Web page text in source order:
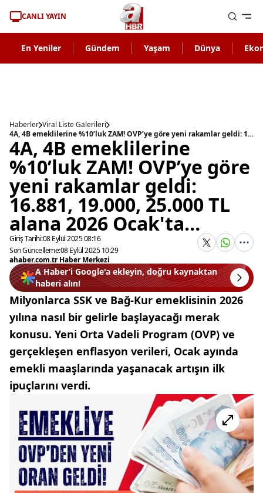
CANLI YAYIN
En Yeniler Gündem Yaşam Dünya
Haberler Viral Liste Galerileri
4A, 4B emeklilerine %10’luk ZAM! OVP’ye göre yeni rakamlar geldi: 16.881, 19.000, 25.000 TL alana 2026 Ocak'ta…
4A, 4B emeklilerine
%10’luk ZAM! OVP’ye göre
yeni rakamlar geldi:
16.881, 19.000, 25.000 TL
alana 2026 Ocak'ta…
Giriş Tarihi:08 Eylül 2025 08:16
Son Güncelleme:08 Eylül 2025 10:29
ahaber.com.tr Haber Merkezi
A Haber’i Google'a ekleyin, doğru kaynaktan
haberi alın!
Milyonlarca SSK ve Bağ-Kur emeklisinin 2026
yılına nasıl bir gelirle başlayacağı merak
konusu. Yeni Orta Vadeli Program (OVP) ve
gerçekleşen enflasyon verileri, Ocak ayında
emekli maaşlarında yaşanacak artışın ilk
ipuçlarını verdi.